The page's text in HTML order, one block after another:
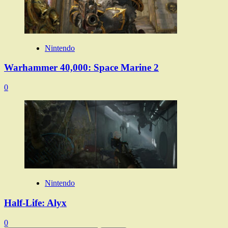
Nintendo
Warhammer 40,000: Space Marine 2
0
Nintendo
Half-Life: Alyx
0